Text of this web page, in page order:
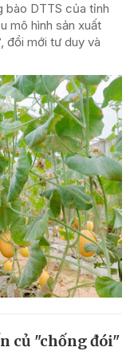
bào DTTS của tỉnh
mô hình sản xuất
đổi mới tư duy và
củ "chống đói"